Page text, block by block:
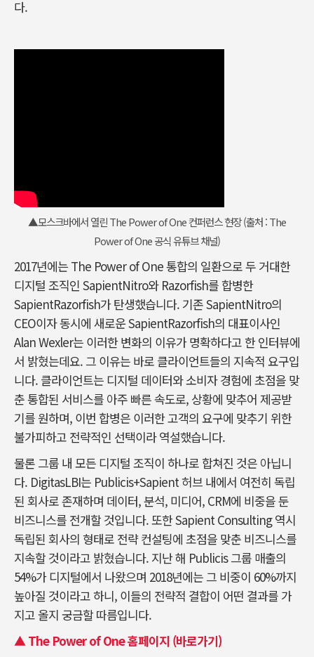
다.
▲모스크바에서 열린 The Power of One 컨퍼런스 현장 (출처 : The
Power of One 공식 유튜브 채널)
2017년에는 The Power of One 통합의 일환으로 두 거대한
디지털 조직인 SapientNitro와 Razorfish를 합병한
SapientRazorfish가 탄생했습니다. 기존 SapientNitro의
CEO이자 동시에 새로운 SapientRazorfish의 대표이사인
Alan Wexler는 이러한 변화의 이유가 명확하다고 한 인터뷰에
서 밝혔는데요. 그 이유는 바로 클라이언트들의 지속적 요구입
니다. 클라이언트는 디지털 데이터와 소비자 경험에 초점을 맞
춘 통합된 서비스를 아주 빠른 속도로, 상황에 맞추어 제공받
기를 원하며, 이번 합병은 이러한 고객의 요구에 맞추기 위한
불가피하고 전략적인 선택이라 역설했습니다.
물론 그룹 내 모든 디지털 조직이 하나로 합쳐진 것은 아닙니
다. DigitasLBI는 Publicis+Sapient 허브 내에서 여전히 독립
된 회사로 존재하며 데이터, 분석, 미디어, CRM에 비중을 둔
비즈니스를 전개할 것입니다. 또한 Sapient Consulting 역시
독립된 회사의 형태로 전략 컨설팅에 초점을 맞춘 비즈니스를
지속할 것이라고 밝혔습니다. 지난 해 Publicis 그룹 매출의
54%가 디지털에서 나왔으며 2018년에는 그 비중이 60%까지
높아질 것이라고 하니, 이들의 전략적 결합이 어떤 결과를 가
지고 올지 궁금할 따름입니다.
▲ The Power of One 홈페이지 (바로가기)